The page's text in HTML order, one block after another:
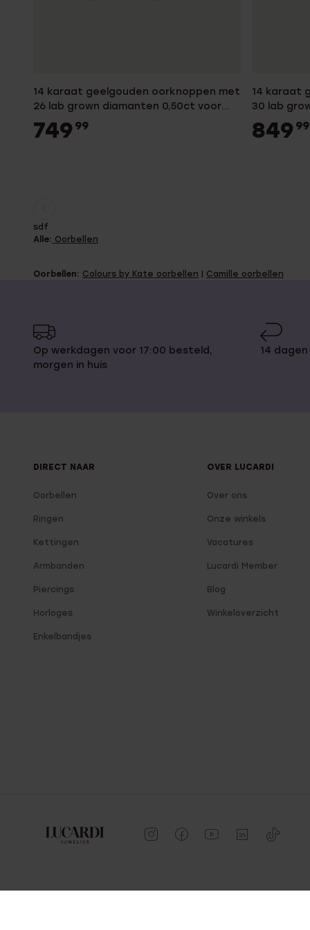
14 karaat geelgouden oorknoppen met
26 lab grown diamanten 0,50ct voor
dames
749 99
14 karaat
30 lab
dames
849 99
pagina
naar
sdf
Alle: Oorbellen
Oorbellen: Colours by Kate oorbellen Camille oorbellen
Op werkdagen voor 17:00 besteld,
morgen in huis
14
DIRECT NAAR
Oorbellen
Ringen
Kettingen
Armbanden
Piercings
Horloges
Enkelbandjes
OVER LUCARDI
Over ons
Onze winkels
Vacatures
Lucardi Member
Blog
Winkeloverzicht